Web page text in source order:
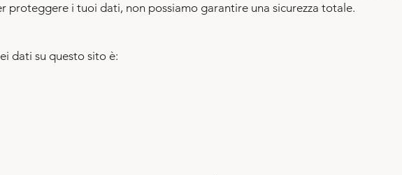
proteggere i tuoi dati, non possiamo garantire una sicurezza totale.
dati su questo sito è: